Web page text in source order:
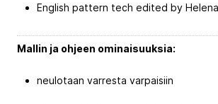
English pattern tech edited by
Mallin ja ohjeen ominaisuuksia:
neulotaan varresta varpaisiin